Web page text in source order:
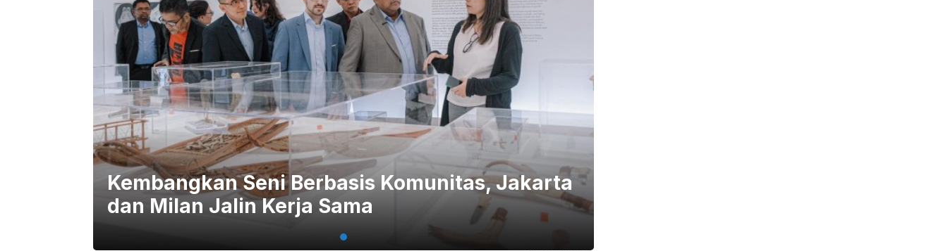
Kembangkan Seni Berbasis Komunitas, Jakarta
dan Milan Jalin Kerja Sama